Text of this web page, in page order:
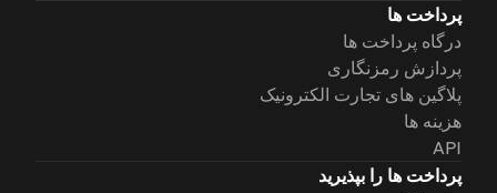
پرداخت ها
درگاه پرداخت ها
پردازش رمزنگاری
پلاگین های تجارت الکترونیک
هزینه ها
API
پرداخت ها را بپذیرید